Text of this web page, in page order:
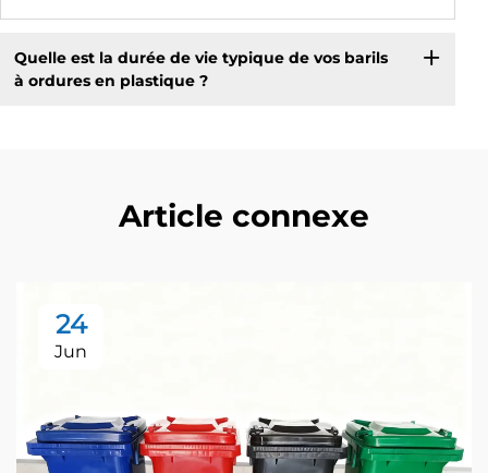
Quelle est la durée de vie typique de vos barils
à ordures en plastique ?
Article connexe
24
Jun